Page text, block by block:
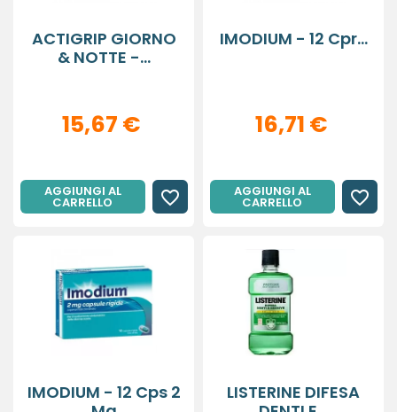
ACTIGRIP GIORNO
& NOTTE -...
15,67 €
AGGIUNGI AL
CARRELLO favorite_border
IMODIUM - 12 Cpr...
16,71 €
AGGIUNGI AL
CARRELLO favorite_border
IMODIUM - 12 Cps 2
LISTERINE DIFESA